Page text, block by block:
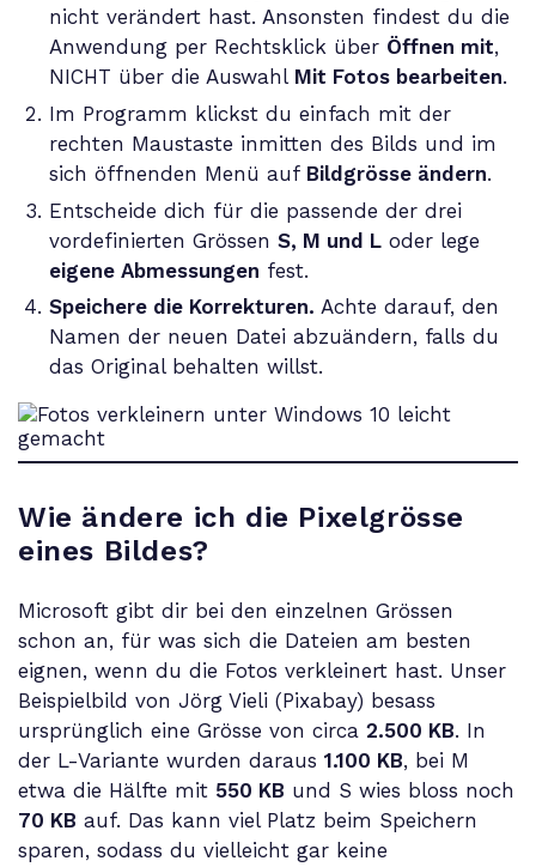
nicht verändert hast. Ansonsten findest du die
Anwendung per Rechtsklick über Öffnen mit,
NICHT über die Auswahl Mit Fotos bearbeiten.
Im Programm klickst du einfach mit der
rechten Maustaste inmitten des Bilds und im
sich öffnenden Menü auf Bildgrösse ändern.
Entscheide dich für die passende der drei
vordefinierten Grössen S, M und Loder lege
eigene Abmessungen fest.
Speichere die Korrekturen. Achte darauf, den
Namen der neuen Datei abzuändern, falls du
das Original behalten willst.
Wie ändere ich die Pixelgrösse
eines Bildes?
Microsoft gibt dir bei den einzelnen Grössen
schon an, für was sich die Dateien am besten
eignen, wenn du die Fotos verkleinert hast. Unser
Beispielbild von Jörg Vieli (Pixabay) besass
ursprünglich eine Grösse von circa 2.500 KB. In
der L-Variante wurden daraus 1.100 KB, bei M
etwa die Hälfte mit 550 KB und S wies bloss noch
70 KB auf. Das kann viel Platz beim Speichern
sparen, sodass du vielleicht gar keine